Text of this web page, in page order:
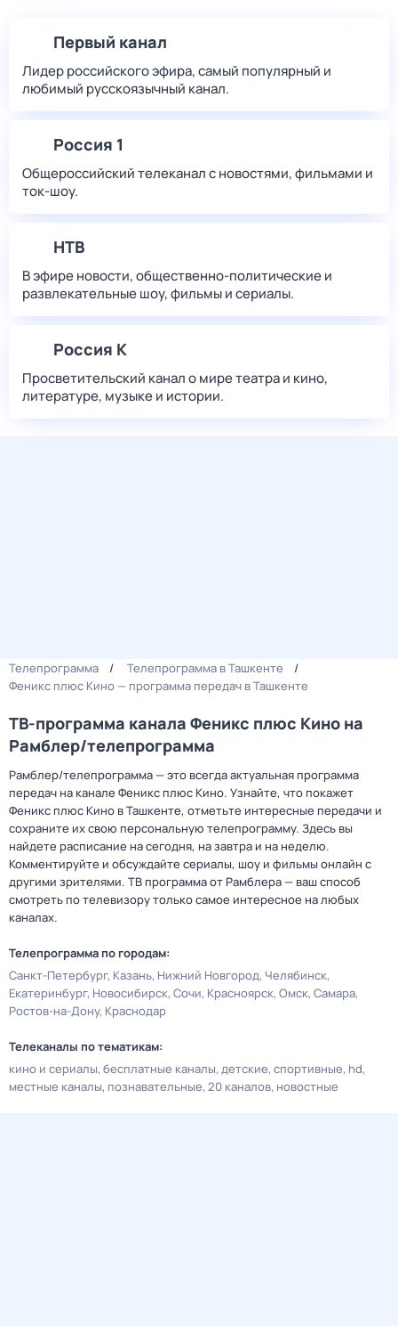
Первый канал
Лидер российского эфира, самый популярный и
любимый русскоязычный канал.
Россия 1
Общероссийский телеканал с новостями, фильмами и
ток-шоу.
НТВ
В эфире новости, общественно-политические и
развлекательные шоу, фильмы и сериалы.
Россия К
Просветительский канал о мире театра и кино,
литературе, музыке и истории.
Телепрограмма
Телепрограмма в Ташкенте
Феникс плюс Кино — программа передач в Ташкенте
ТВ-программа канала Феникс плюс Кино на
Рамблер/телепрограмма
Рамблер/телепрограмма — это всегда актуальная программа
передач на канале Феникс плюс Кино. Узнайте, что покажет
Феникс плюс Кино в Ташкенте, отметьте интересные передачи и
сохраните их свою персональную телепрограмму. Здесь вы
найдете расписание на сегодня, на завтра и на неделю.
Комментируйте и обсуждайте сериалы, шоу и фильмы онлайн с
другими зрителями. ТВ программа от Рамблера — ваш способ
смотреть по телевизору только самое интересное на любых
каналах.
Телепрограмма по городам:
Санкт-Петербург Казань Нижний Новгород Челябинск
Екатеринбург Новосибирск Сочи Красноярск Омск Самара
Ростов-на-Дону Краснодар
Телеканалы по тематикам:
кино и сериалы бесплатные каналы детские спортивные hd
местные каналы познавательные 20 каналов новостные